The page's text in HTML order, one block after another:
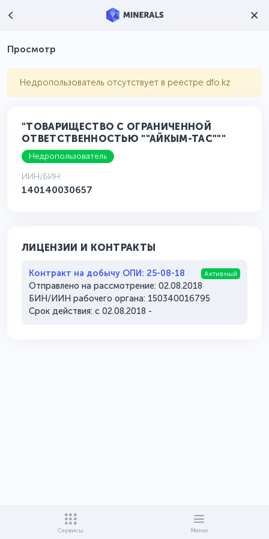
Просмотр
Сервисы Меню
Недропользователь отсутствует в реестре dfo.kz
"ТОВАРИЩЕСТВО С ОГРАНИЧЕННОЙ
ОТВЕТСТВЕННОСТЬЮ ""АЙКЫМ-ТАС"""
Недропользователь
ИИН/БИН:
140140030657
ЛИЦЕНЗИИ И КОНТРАКТЫ
Контракт на добычу ОПИ: 25-08-18 Активный
Отправлено на рассмотрение: 02.08.2018
БИН/ИИН рабочего органа: 150340016795
Срок действия: с 02.08.2018 -